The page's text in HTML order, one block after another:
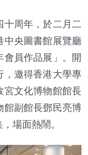
周年，於二月二
中央圖書館展覽廳
員作品展」。開
，邀得香港大學專
宮文化博物館館長
館副館長鄧民亮博
場面熱鬧。